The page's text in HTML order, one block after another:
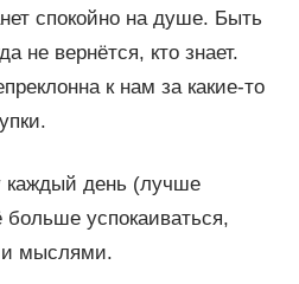
спокойно на душе. Быть
не вернётся, кто знает.
к нам за какие-то
каждый день (лучше
успокаиваться,
и мыслями.